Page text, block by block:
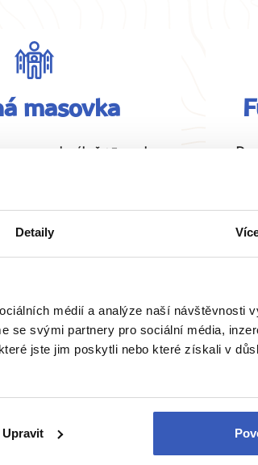
Detaily
médií a analýze naší návštěvnosti
se svými partnery pro sociální média,
jste jim poskytli nebo které získali v
Upravit
masovka
maximálně 15 osob
Napište